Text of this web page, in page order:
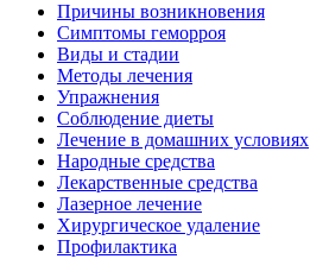
Причины возникновения
Симптомы геморроя
Виды и стадии
Методы лечения
Упражнения
Соблюдение диеты
Лечение в домашних условиях
Народные средства
Лекарственные средства
Лазерное лечение
Хирургическое удаление
Профилактика